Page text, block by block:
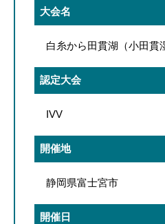
大会名
白糸から田貫湖（小田貫
認定大会
IVV
開催地
静岡県富士宮市
開催日